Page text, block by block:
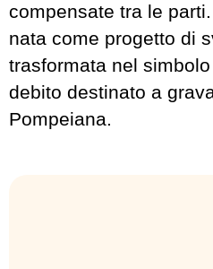
compensate tra le
nata come progetto di
trasformata nel
debito destinato a
Pompeiana.